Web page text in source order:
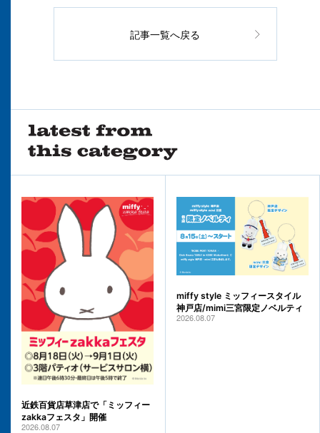
記事一覧へ戻る
近鉄百貨店草津店で「ミッフィー
zakkaフェスタ」開催
2026.08.07
miffy style ミッフィースタイル
神戸店/mimi三宮限定ノベルティ
2026.08.07